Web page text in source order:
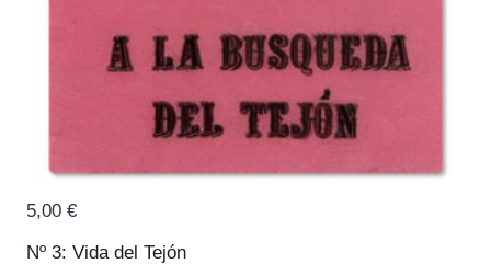
Nº 3: Vida del Tejón
5,00 €